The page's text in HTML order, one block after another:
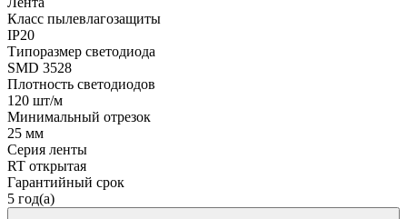
Класс пылевлагозащиты
IP20
Типоразмер светодиода
SMD 3528
Плотность светодиодов
120 шт/м
Минимальный отрезок
25 мм
Серия ленты
RT открытая
Гарантийный срок
5 год(а)